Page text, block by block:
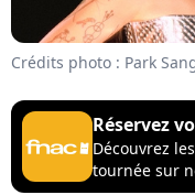
Crédits photo : Park
Réservez
Découvrez
tournée sur